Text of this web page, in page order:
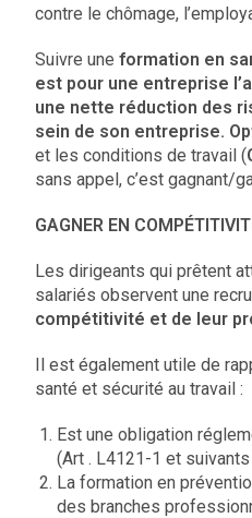
contre le chômage,
Suivre uneformation en
est pour une entreprise
une nette réduction des
sein de son entreprise.
et les conditions de travail (
sans appel, c’est gagnant/
GAGNER EN
Les dirigeants qui prêtent
salariés observent une
compétitivité et de leur
Il est également utile de
santé et sécurité au travail :
Est une obligation
(Art . L4121-1 et
La formation en
des branches